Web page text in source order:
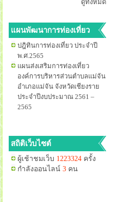
ดูทั้งหมด
แผนพัฒนาการท่องเที่ยว
ปฎิทินการท่องเที่ยว ประจำปี
พ.ศ.2565
แผนส่งเสริมการท่องเที่ยว
องค์การบริหารส่วนตำบลแม่จัน
อำเภอแม่จัน จังหวัดเชียงราย
ประจำปีงบประมาณ 2561 –
2565
สถิติเว็บไซต์
ผู้เช้าชมเว็บ 1223324 ครั้ง
กำลังออนไลน์ 3 คน